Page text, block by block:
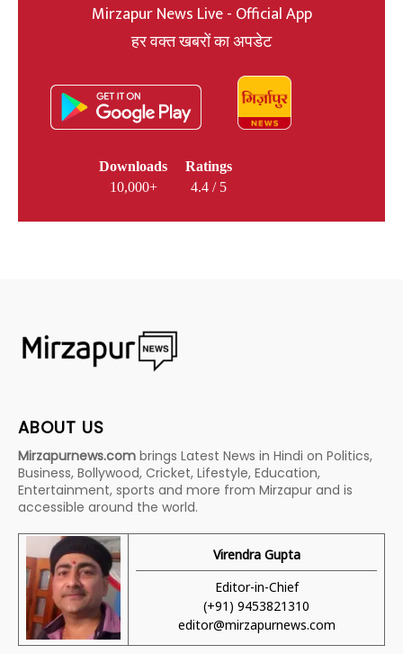
Mirzapur News Live - Official App
हर वक्त खबरों का अपडेट
Downloads
10,000+
Ratings
4.4 / 5
ABOUT US
Mirzapurnews.com brings Latest News in Hindi on Politics,
Business, Bollywood, Cricket, Lifestyle, Education,
Entertainment, sports and more from Mirzapur and is
accessible around the world.
Virendra Gupta
Editor-in-Chief
(+91) 9453821310
editor@mirzapurnews.com